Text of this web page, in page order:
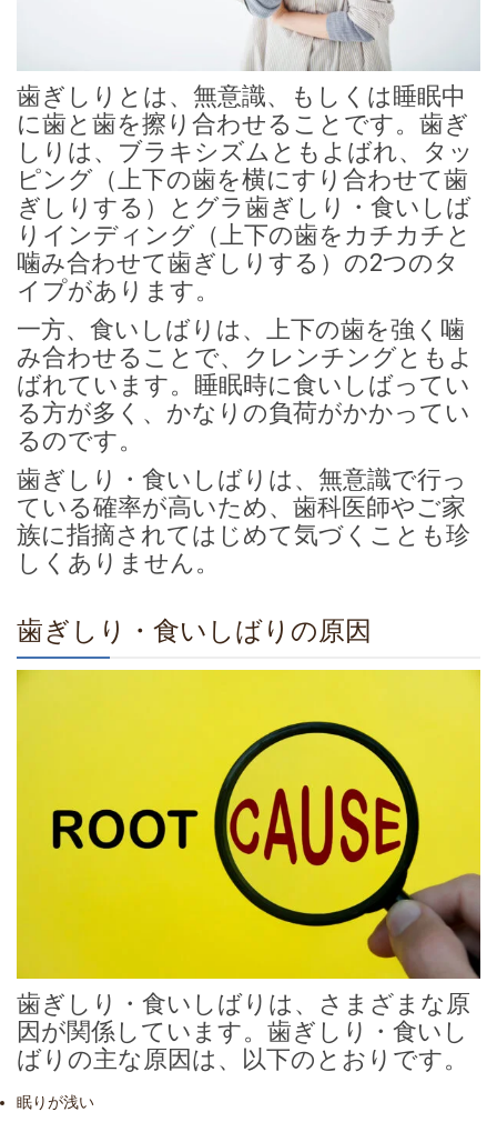
歯ぎしりとは、無意識、もしくは睡眠中
に歯と歯を擦り合わせることです。歯ぎ
しりは、ブラキシズムともよばれ、タッ
ピング（上下の歯を横にすり合わせて歯
ぎしりする）とグラ歯ぎしり・食いしば
りインディング（上下の歯をカチカチと
噛み合わせて歯ぎしりする）の2つのタ
イプがあります。
一方、食いしばりは、上下の歯を強く噛
み合わせることで、クレンチングともよ
ばれています。睡眠時に食いしばってい
る方が多く、かなりの負荷がかかってい
るのです。
歯ぎしり・食いしばりは、無意識で行っ
ている確率が高いため、歯科医師やご家
族に指摘されてはじめて気づくことも珍
しくありません。
歯ぎしり・食いしばりの原因
歯ぎしり・食いしばりは、さまざまな原
因が関係しています。歯ぎしり・食いし
ばりの主な原因は、以下のとおりです。
眠りが浅い